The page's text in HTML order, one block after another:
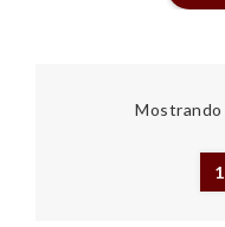
Mostrando
1